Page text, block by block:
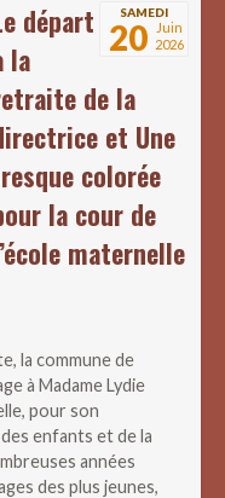
SAMEDI
20
Juin
2026
départ
la
de la
et Une
colorée
la cour de
maternelle
la commune de
à Madame Lydie
pour son
enfants et de la
années
des plus jeunes,